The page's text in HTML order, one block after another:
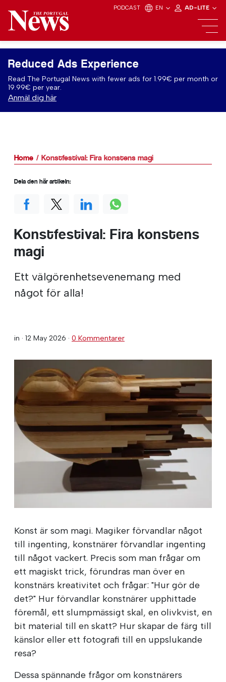
PODCAST EN AD-LITE
Reduced Ads Experience
Read The Portugal News with fewer ads for 1.99€ per month or
19.99€ per year.
Anmäl dig här
Home Konstfestival: Fira konstens magi
Konstfestival: Fira konstens
magi
Ett välgörenhetsevenemang med
något för alla!
in · 12 May 2026 · 0 Kommentarer
Konst är som magi. Magiker förvandlar något
till ingenting, konstnärer förvandlar ingenting
till något vackert. Precis som man frågar om
ett magiskt trick, förundras man över en
konstnärs kreativitet och frågar: "Hur gör de
det?" Hur förvandlar konstnärer upphittade
föremål, ett slumpmässigt skal, en olivkvist, en
bit material till en skatt? Hur skapar de färg till
känslor eller ett fotografi till en uppslukande
resa?
Dessa spännande frågor om konstnärers
Dela den här artikeln: